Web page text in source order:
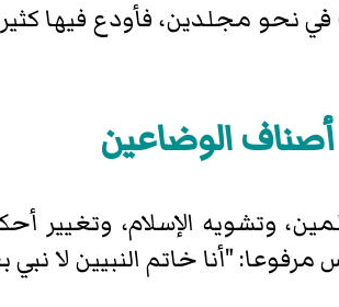
نحو مجلدين، فأودع فيها
أصناف الوضاعين
وتشويه الإسلام،
"أنا خاتم النبيين لا نبي